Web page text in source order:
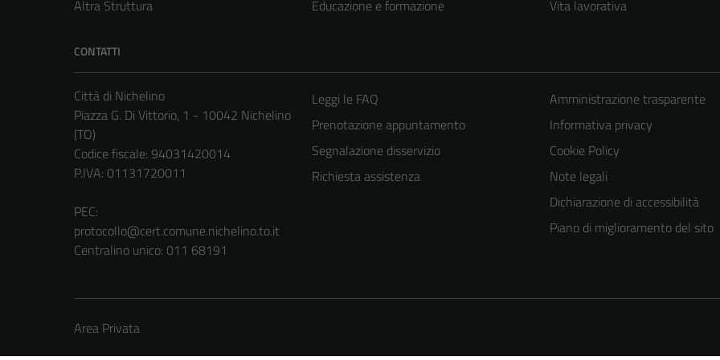
Altra Struttura
Educazione e formazione
Vita lavorativa
CONTATTI
Città di Nichelino
Piazza G. Di Vittorio, 1 - 10042 Nichelino
(TO)
Codice fiscale: 94031420014
P.IVA: 01131720011
PEC:
protocollo@cert.comune.nichelino.to.it
Centralino unico: 011 68191
Leggi le FAQ
Prenotazione appuntamento
Segnalazione disservizio
Richiesta assistenza
Amministrazione trasparente
Informativa privacy
Cookie Policy
Note legali
Dichiarazione di accessibilità
Piano di miglioramento del sito
Area Privata